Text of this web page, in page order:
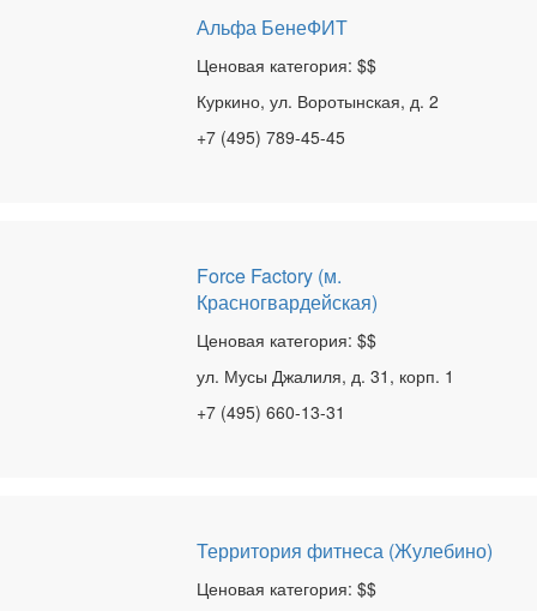
Альфа БенеФИТ
Ценовая категория: $$
Куркино, ул. Воротынская, д. 2
+7 (495) 789-45-45
Force Factory (м.
Красногвардейская)
Ценовая категория: $$
ул. Мусы Джалиля, д. 31, корп. 1
+7 (495) 660-13-31
Территория фитнеса (Жулебино)
Ценовая категория: $$